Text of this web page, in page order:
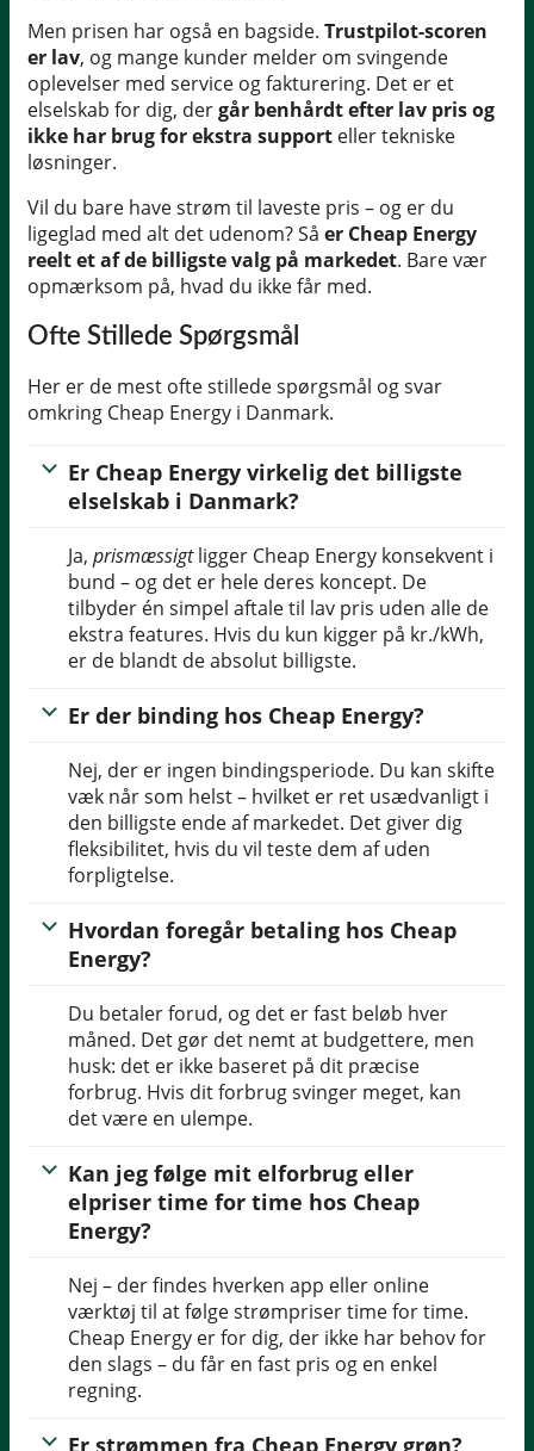
Men prisen har også en bagside. Trustpilot-scoren
er lav, og mange kunder melder om svingende
oplevelser med service og fakturering. Det er et
elselskab for dig, dergår benhårdt efter lav pris og
ikke har brug for ekstra support eller tekniske
løsninger.
Vil du bare have strøm til laveste pris – og er du
ligeglad med alt det udenom? Så er Cheap Energy
reelt et af de billigste valg på markedet. Bare vær
opmærksom på, hvad du ikke får med.
Ofte Stillede Spørgsmål
Her er de mest ofte stillede spørgsmål og svar
omkring Cheap Energy i Danmark.
Er Cheap Energy virkelig det billigste
elselskab i Danmark?
Ja, prismæssigtligger Cheap Energy konsekvent i
bund – og det er hele deres koncept. De
tilbyder én simpel aftale til lav pris uden alle de
ekstra features. Hvis du kun kigger på kr./kWh,
er de blandt de absolut billigste.
Er der binding hos Cheap Energy?
Nej, der er ingen bindingsperiode. Du kan skifte
væk når som helst – hvilket er ret usædvanligt i
den billigste ende af markedet. Det giver dig
fleksibilitet, hvis du vil teste dem af uden
forpligtelse.
Hvordan foregår betaling hos Cheap
Energy?
Du betaler forud, og det er fast beløb hver
måned. Det gør det nemt at budgettere, men
husk: det er ikke baseret på dit præcise
forbrug. Hvis dit forbrug svinger meget, kan
det være en ulempe.
Kan jeg følge mit elforbrug eller
elpriser time for time hos Cheap
Energy?
Nej – der findes hverken app eller online
værktøj til at følge strømpriser time for time.
Cheap Energy er for dig, der ikke har behov for
den slags – du får en fast pris og en enkel
regning.